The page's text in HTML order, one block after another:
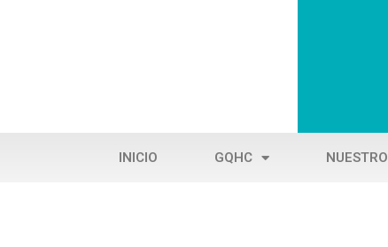
INICIO GQHC